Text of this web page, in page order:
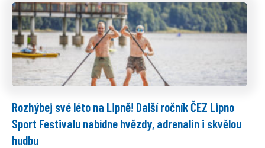
Rozhýbej své léto na Lipně! Další ročník ČEZ Lipno
Sport Festivalu nabídne hvězdy, adrenalin i skvělou
hudbu